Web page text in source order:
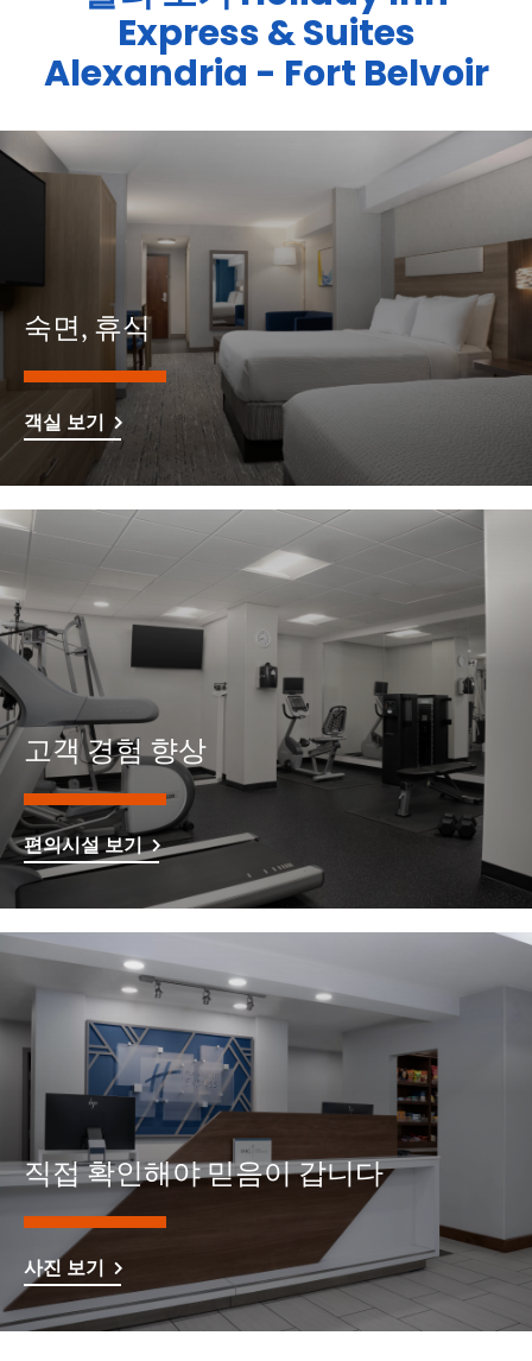
Express & Suites
Alexandria - Fort Belvoir
숙면, 휴식
객실 보기
고객 경험 향상
편의시설 보기
직접 확인해야 믿음이 갑니다
사진 보기